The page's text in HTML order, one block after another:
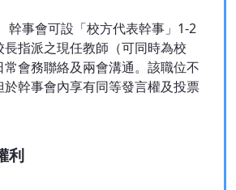
幹事會可設「校方代表幹事」1-2
指派之現任教師（可同時為校
會務聯絡及兩會溝通。該職位不
幹事會內享有同等發言權及投票
利